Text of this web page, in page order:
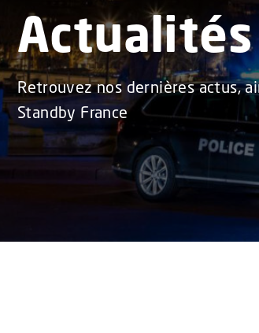
e
n
t
Actualités
Retrouvez nos dernières actus,
Standby France